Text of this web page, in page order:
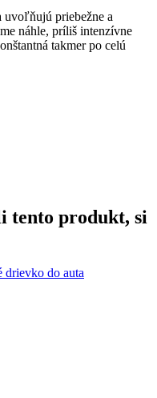
uvoľňujú priebežne a
náhle, príliš intenzívne
takmer po celú
tento produkt, si